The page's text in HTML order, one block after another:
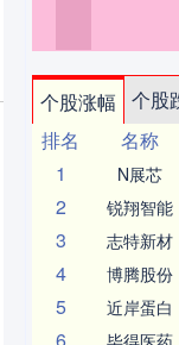
个股涨幅 个股
排名
名称
1
N展芯
2 锐翔智能
3 志特新材
4 博腾股份
5 近岸蛋白
毕得医药